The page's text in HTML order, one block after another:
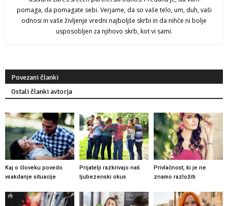
pomaga, da pomagate sebi. Verjame, da so vaše telo, um, duh, vaši
odnosi in vaše življenje vredni najboljše skrbi in da nihče ni bolje
usposobljen za njihovo skrb, kot vi sami.
Povezani članki
Ostali članki avtorja
Kaj o človeku povedo
vsakdanje situacije
Prijatelji razkrivajo naš
ljubezenski okus
Privlačnost, ki je ne
znamo razložiti